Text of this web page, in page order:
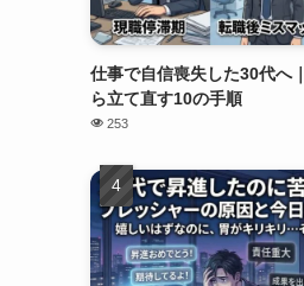
仕事で自信喪失した30代へ
ら立て直す10の手順
253